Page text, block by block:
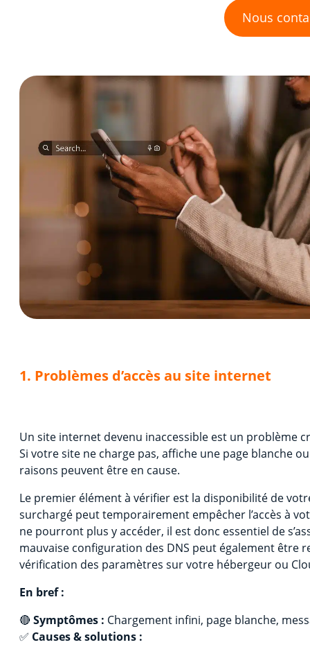
Nous
1. Problèmes d’accès au site internet
Un site internet devenu inaccessible est un problème
Si votre site ne charge pas, affiche une page blanche
raisons peuvent être en cause.
Le premier élément à vérifier est la disponibilité de
surchargé peut temporairement empêcher l’accès à
ne pourront plus y accéder, il est donc essentiel de
mauvaise configuration des DNS peut également être
vérification des paramètres sur votre hébergeur ou
En bref :
🔴 Symptômes : Chargement infini, page blanche,
✅ Causes & solutions :